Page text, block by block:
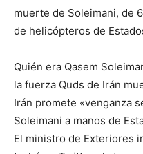
muerte de Soleimani, de
de helicópteros de
Quién era Qasem
la fuerza Quds de Irán
Irán promete «venganza
Soleimani a manos de
El ministro de Exteriores